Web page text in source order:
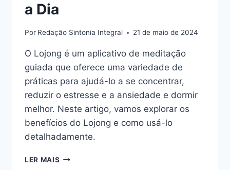
a Dia
Por Redação Sintonia Integral 21 de maio de 2024
O Lojong é um aplicativo de meditação
guiada que oferece uma variedade de
práticas para ajudá-lo a se concentrar,
reduzir o estresse e a ansiedade e dormir
melhor. Neste artigo, vamos explorar os
benefícios do Lojong e como usá-lo
detalhadamente.
LER MAIS COMO